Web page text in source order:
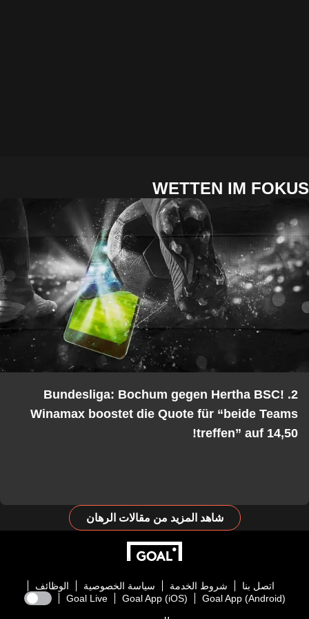
WETTEN IM FOKUS
2. Bundesliga: Bochum gegen Hertha BSC!
Winamax boostet die Quote für “beide Teams
treffen” auf 14,50!
شاهد المزيد من مقالات الرهان
اتصل بنا شروط الخدمة سياسة الخصوصية
الوظائف
Goal App (Android)
Goal App (iOS)
Goal Live